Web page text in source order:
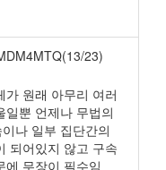
23)
원래 아무리 여러
뿐 언제나 무법의
나 일부 집단간의
되어있지 않고 구속
에 무장이 필수임